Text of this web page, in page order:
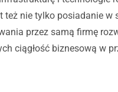
też nie tylko posiadanie w
przez samą firmę
ciągłość biznesową w